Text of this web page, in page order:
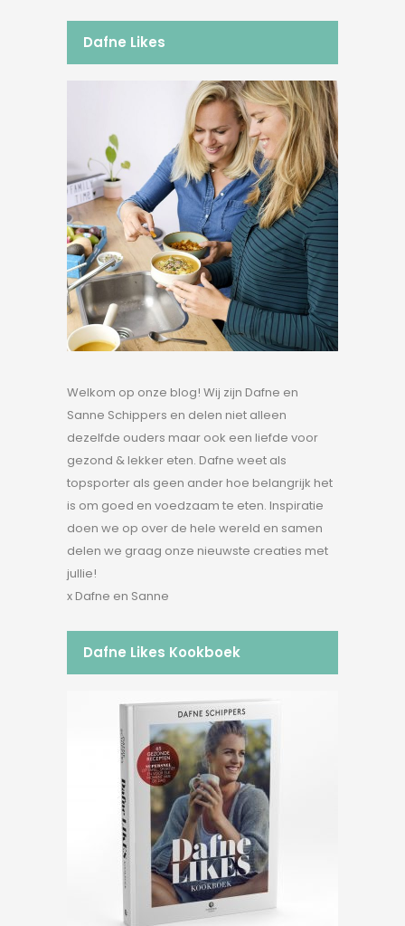
Dafne Likes
Welkom op onze blog! Wij zijn Dafne en
Sanne Schippers en delen niet alleen
dezelfde ouders maar ook een liefde voor
gezond & lekker eten. Dafne weet als
topsporter als geen ander hoe belangrijk het
is om goed en voedzaam te eten. Inspiratie
doen we op over de hele wereld en samen
delen we graag onze nieuwste creaties met
jullie!
x Dafne en Sanne
Dafne Likes Kookboek